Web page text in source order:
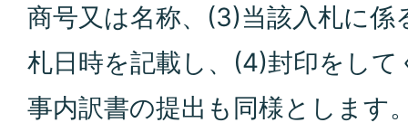
商号又は名称、(3)当該入札に係
札日時を記載し、(4)封印をし
事内訳書の提出も同様とします